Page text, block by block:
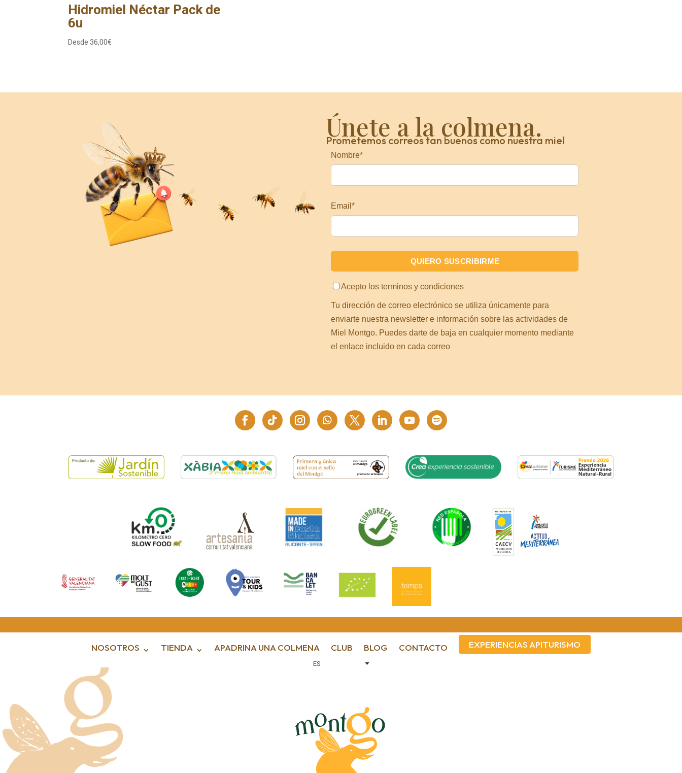
🐝 ¡Bienvenid@ a Miel Montgó! Detrás
de cada gota de miel hay miles de
Hidromiel Néctar Pack de
6u
Desde36,00€
Únete a la colmena.
Prometemos correos tan buenos como nuestra miel
Nombre*
Email*
Acepto losterminos y condiciones
Tu dirección de correo electrónico se utiliza únicamente para
enviarte nuestra newsletter e información sobre las actividades de
Miel Montgo. Puedes darte de baja en cualquier momento mediante
el enlace incluido en cada correo
NOSOTROS TIENDA APADRINA UNA COLMENA CLUB BLOG CONTACTO EXPERIENCIAS APITURISMO